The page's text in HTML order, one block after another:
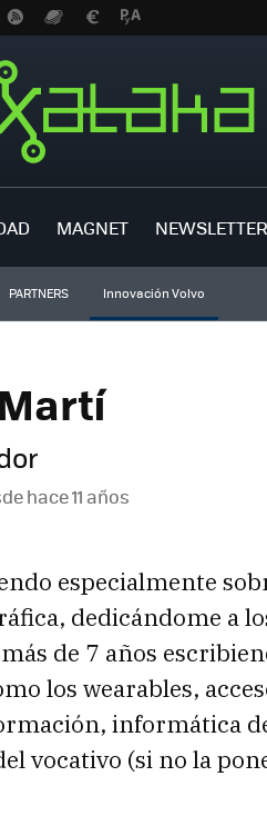
MAGNET NEWSLETTER
PARTNERS Innovación Volvo
hace 11 años
especialmente
dedicándome a
de 7 años
los wearables,
informática
vocativo (si no la